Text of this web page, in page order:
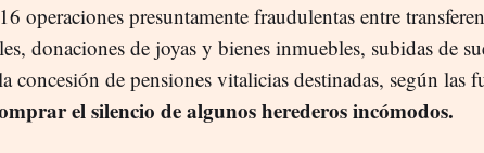
operaciones presuntamente fraudulentas entre
donaciones de joyas y bienes inmuebles, subidas de
concesión de pensiones vitalicias destinadas, según las
el silencio de algunos herederos incómodos.